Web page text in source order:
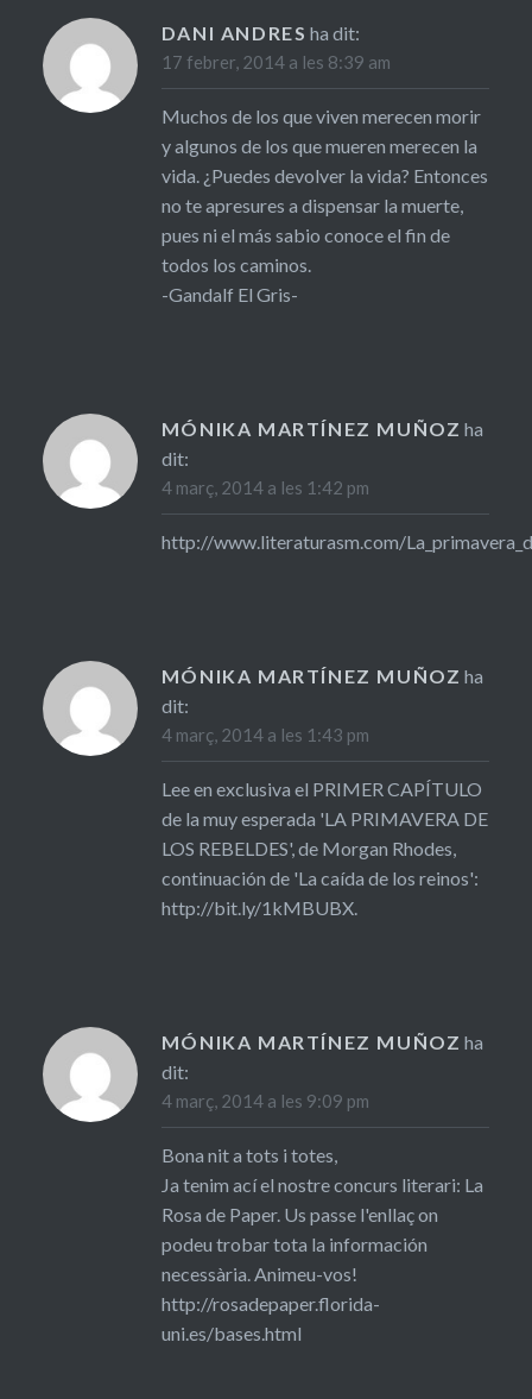
DANI ANDRES ha dit:
17 febrer, 2014 a les 8:39 am
Muchos de los que viven merecen morir
y algunos de los que mueren merecen la
vida. ¿Puedes devolver la vida? Entonces
no te apresures a dispensar la muerte,
pues ni el más sabio conoce el fin de
todos los caminos.
-Gandalf El Gris-
MÓNIKA MARTÍNEZ MUÑOZ ha
dit:
4 març, 2014 a les 1:42 pm
http://www.literaturasm.com/
MÓNIKA MARTÍNEZ MUÑOZ ha
dit:
4 març, 2014 a les 1:43 pm
Lee en exclusiva el PRIMER CAPÍTULO
de la muy esperada 'LA PRIMAVERA DE
LOS REBELDES', de Morgan Rhodes,
continuación de 'La caída de los reinos':
http://bit.ly/1kMBUBX.
MÓNIKA MARTÍNEZ MUÑOZ ha
dit:
4 març, 2014 a les 9:09 pm
Bona nit a tots i totes,
Ja tenim ací el nostre concurs literari: La
Rosa de Paper. Us passe l'enllaç on
podeu trobar tota la información
necessària. Animeu-vos!
http://rosadepaper.florida-
uni.es/bases.html